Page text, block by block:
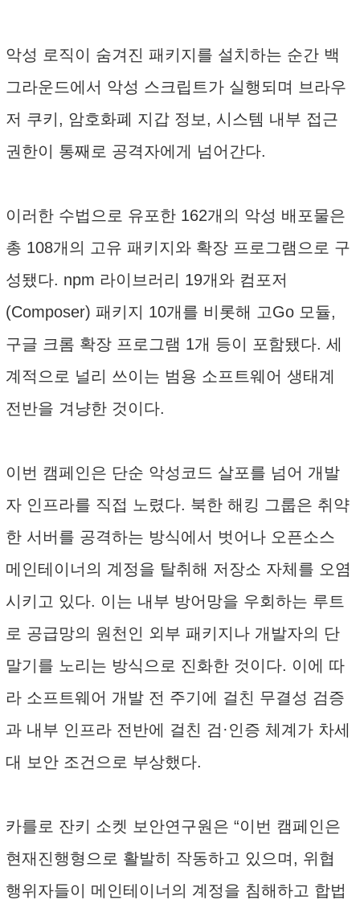
악성 로직이 숨겨진 패키지를 설치하는 순간 백
그라운드에서 악성 스크립트가 실행되며 브라우
저 쿠키, 암호화폐 지갑 정보, 시스템 내부 접근
권한이 통째로 공격자에게 넘어간다.
이러한 수법으로 유포한 162개의 악성 배포물은
총 108개의 고유 패키지와 확장 프로그램으로 구
성됐다. npm 라이브러리 19개와 컴포저
(Composer) 패키지 10개를 비롯해 고Go 모듈,
구글 크롬 확장 프로그램 1개 등이 포함됐다. 세
계적으로 널리 쓰이는 범용 소프트웨어 생태계
전반을 겨냥한 것이다.
이번 캠페인은 단순 악성코드 살포를 넘어 개발
자 인프라를 직접 노렸다. 북한 해킹 그룹은 취약
한 서버를 공격하는 방식에서 벗어나 오픈소스
메인테이너의 계정을 탈취해 저장소 자체를 오염
시키고 있다. 이는 내부 방어망을 우회하는 루트
로 공급망의 원천인 외부 패키지나 개발자의 단
말기를 노리는 방식으로 진화한 것이다. 이에 따
라 소프트웨어 개발 전 주기에 걸친 무결성 검증
과 내부 인프라 전반에 걸친 검·인증 체계가 차세
대 보안 조건으로 부상했다.
카를로 잔키 소켓 보안연구원은 “이번 캠페인은
현재진행형으로 활발히 작동하고 있으며, 위협
행위자들이 메인테이너의 계정을 침해하고 합법